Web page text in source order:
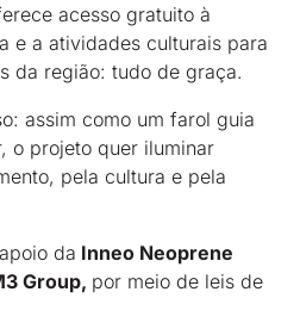
acesso gratuito à
e a atividades culturais para
da região: tudo de graça.
assim como um farol guia
o projeto quer iluminar
pela cultura e pela
da Inneo Neoprene
Group, por meio de leis de